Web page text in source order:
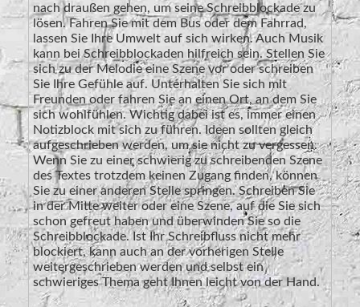
nach draußen gehen, um seine Schreibblockade zu
lösen. Fahren Sie mit dem Bus oder dem Fahrrad,
lassen Sie Ihre Umwelt auf sich wirken. Auch Musik
kann bei Schreibblockaden hilfreich sein. Stellen Sie
sich zu der Melodie eine Szene vor oder schreiben
Sie Ihre Gefühle auf. Unterhalten Sie sich mit
Freunden oder fahren Sie an einen Ort, an dem Sie
sich wohlfühlen. Wichtig dabei ist es, immer einen
Notizblock mit sich zu führen. Ideen sollten gleich
aufgeschrieben werden, um sie nicht zu vergessen.
Wenn Sie zu einer schwierig zu schreibenden Szene
des Textes trotzdem keinen Zugang finden, können
Sie zu einer anderen Stelle springen. Schreiben Sie
in der Mitte weiter oder eine Szene, auf die Sie sich
schon gefreut haben und überwinden Sie so die
Schreibblockade. Ist Ihr Schreibfluss nicht mehr
blockiert, kann auch an der vorherigen Stelle
weitergeschrieben werden und selbst ein
schwieriges Thema geht Ihnen leicht von der Hand.